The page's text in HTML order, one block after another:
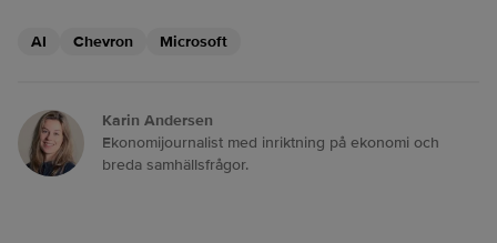
AI Chevron Microsoft
Karin Andersen
Ekonomijournalist med inriktning på ekonomi och
breda samhällsfrågor.